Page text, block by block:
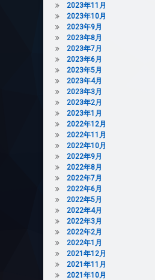
2023年11月
2023年10月
2023年9月
2023年8月
2023年7月
2023年6月
2023年5月
2023年4月
2023年3月
2023年2月
2023年1月
2022年12月
2022年11月
2022年10月
2022年9月
2022年8月
2022年7月
2022年6月
2022年5月
2022年4月
2022年3月
2022年2月
2022年1月
2021年12月
2021年11月
2021年10月